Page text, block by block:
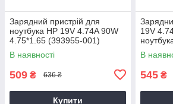
Зарядний пристрій для
ноутбука HP 19V 4.74A 90W
4.75*1.65 (393955-001)
В наявності
509 ₴ 636 ₴
Купити
19V
В
545 ₴